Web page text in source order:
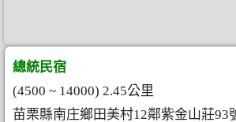
總統民宿
(4500 ~ 14000) 2.45公里
苗栗縣南庄鄉田美村12鄰紫金山莊93